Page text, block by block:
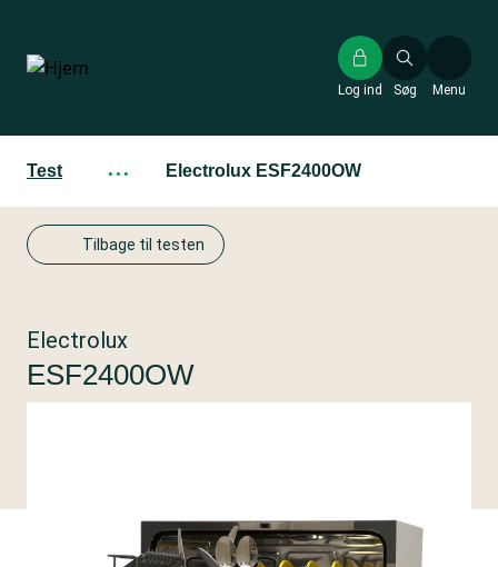
hovedindhold
Søg
Log ind Menu
Test ··· Electrolux ESF2400OW
Tilbage til testen
Electrolux
ESF2400OW